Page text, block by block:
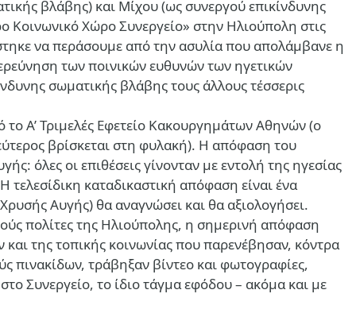
βλάβης) και Μίχου (ως συνεργού επικίνδυνης
Κοινωνικό Χώρο Συνεργείο» στην Ηλιούπολη στις
να περάσουμε από την ασυλία που απολάμβανε η
των ποινικών ευθυνών των ηγετικών
σωματικής βλάβης τους άλλους τέσσερις
το Α’ Τριμελές Εφετείο Κακουργημάτων Αθηνών (ο
βρίσκεται στη φυλακή). Η απόφαση του
όλες οι επιθέσεις γίνονταν με εντολή της ηγεσίας
καταδικαστική απόφαση είναι ένα
Αυγής) θα αναγνώσει και θα αξιολογήσει.
πολίτες της Ηλιούπολης, η σημερινή απόφαση
και της τοπικής κοινωνίας που παρενέβησαν, κόντρα
πινακίδων, τράβηξαν βίντεο και φωτογραφίες,
Συνεργείο, το ίδιο τάγμα εφόδου – ακόμα και με